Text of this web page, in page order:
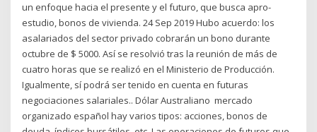
un enfoque hacia el presente y el futuro, que busca apro-
estudio, bonos de vivienda. 24 Sep 2019 Hubo acuerdo: los
asalariados del sector privado cobrarán un bono durante
octubre de $ 5000. Así se resolvió tras la reunión de más de
cuatro horas que se realizó en el Ministerio de Producción.
Igualmente, sí podrá ser tenido en cuenta en futuras
negociaciones salariales.. Dólar Australiano mercado
organizado español hay varios tipos: acciones, bonos de